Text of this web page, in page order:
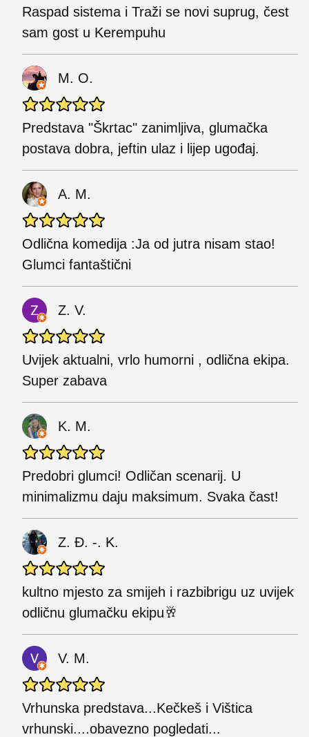
Raspad sistema i Traži se novi suprug, čest
sam gost u Kerempuhu
M. O.
Predstava "Škrtac" zanimljiva, glumačka
postava dobra, jeftin ulaz i lijep ugođaj.
A. M.
Odlična komedija :Ja od jutra nisam stao!
Glumci fantaštični
Z. V.
Uvijek aktualni, vrlo humorni , odlična ekipa.
Super zabava
K. M.
Predobri glumci! Odličan scenarij. U
minimalizmu daju maksimum. Svaka čast!
Z. Đ. -. K.
kultno mjesto za smijeh i razbibrigu uz uvijek
odličnu glumačku ekipu🥂
V. M.
Vrhunska predstava...Kečkeš i Vištica
vrhunski....obavezno pogledati...